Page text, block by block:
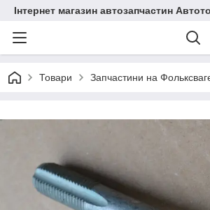
Інтернет магазин автозапчастин
Товари Запчастини на